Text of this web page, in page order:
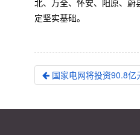
北、万全、怀安、阳原、蔚
定坚实基础。
国家电网将投资90.8